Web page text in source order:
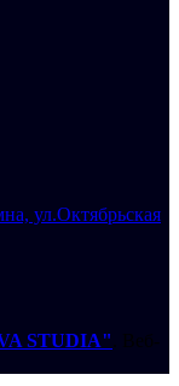
ул.Октябрьская
STUDIA"
. Веб-